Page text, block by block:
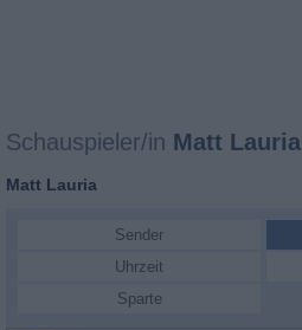
Schauspieler/in Matt Lauria
Matt Lauria
Sender
Uhrzeit
Sparte